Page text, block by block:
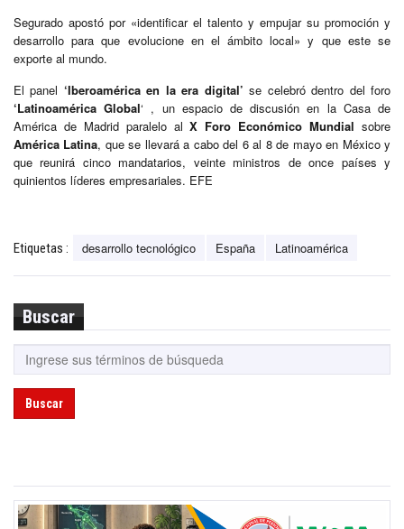
Segurado apostó por «identificar el talento y empujar su promoción y
desarrollo para que evolucione en el ámbito local» y que este se
exporte al mundo.
El panel ‘Iberoamérica en la era digital’ se celebró dentro del foro
‘Latinoamérica Global‘ , un espacio de discusión en la Casa de
América de Madrid paralelo alX Foro Económico Mundial sobre
América Latina, que se llevará a cabo del 6 al 8 de mayo en México y
que reunirá cinco mandatarios, veinte ministros de once países y
quinientos líderes empresariales. EFE
Etiquetas : desarrollo tecnológico España Latinoamérica
Buscar
Buscar